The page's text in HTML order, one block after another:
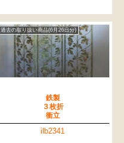
過去の取り扱い商品(6月26日分)
鉄製
３枚折
衝立
ilb2341